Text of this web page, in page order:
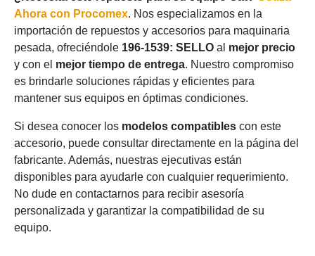
Ahora con Procomex. Nos especializamos en la
importación de repuestos y accesorios para maquinaria
pesada, ofreciéndole 196-1539: SELLO al mejor precio
y con el mejor tiempo de entrega. Nuestro compromiso
es brindarle soluciones rápidas y eficientes para
mantener sus equipos en óptimas condiciones.
Si desea conocer los modelos compatibles con este
accesorio, puede consultar directamente en la página del
fabricante. Además, nuestras ejecutivas están
disponibles para ayudarle con cualquier requerimiento.
No dude en contactarnos para recibir asesoría
personalizada y garantizar la compatibilidad de su
equipo.